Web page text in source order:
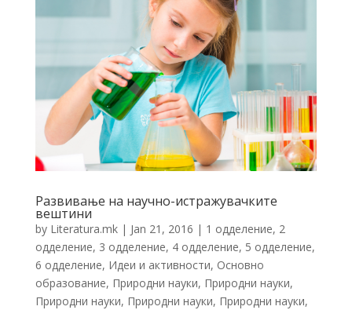
Развивање на научно-истражувачките
вештини
by Literatura.mk| Jan 21, 2016 | 1 одделение, 2
одделение, 3 одделение, 4 одделение, 5 одделение,
6 одделение, Идеи и активности, Основно
образование, Природни науки, Природни науки,
Природни науки, Природни науки, Природни науки,